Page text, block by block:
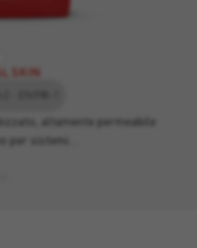
SKIN
altamente permeabile
per sistemi…